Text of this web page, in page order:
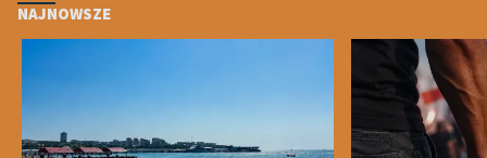
NAJNOWSZE